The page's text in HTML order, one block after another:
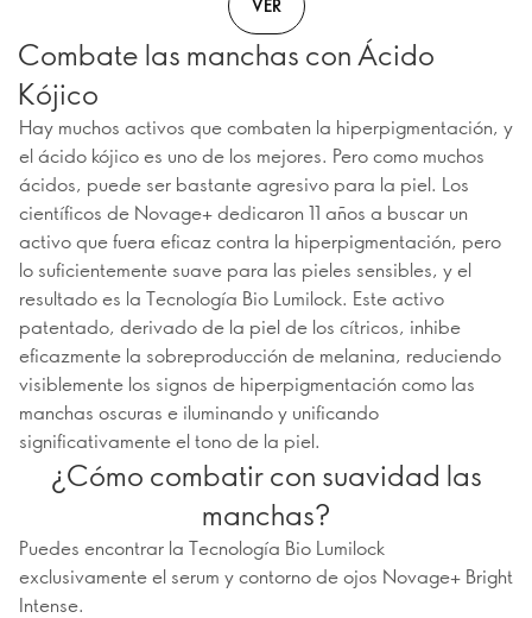
VER
Combate las manchas con Ácido
Kójico
Hay muchos activos que combaten la hiperpigmentación, y
el ácido kójico es uno de los mejores. Pero como muchos
ácidos, puede ser bastante agresivo para la piel. Los
científicos de Novage+ dedicaron 11 años a buscar un
activo que fuera eficaz contra la hiperpigmentación, pero
lo suficientemente suave para las pieles sensibles, y el
resultado es la Tecnología Bio Lumilock. Este activo
patentado, derivado de la piel de los cítricos, inhibe
eficazmente la sobreproducción de melanina, reduciendo
visiblemente los signos de hiperpigmentación como las
manchas oscuras e iluminando y unificando
significativamente el tono de la piel.
¿Cómo combatir con suavidad las
manchas?
Puedes encontrar la Tecnología Bio Lumilock
exclusivamente el serum y contorno de ojos Novage+ Bright
Intense.